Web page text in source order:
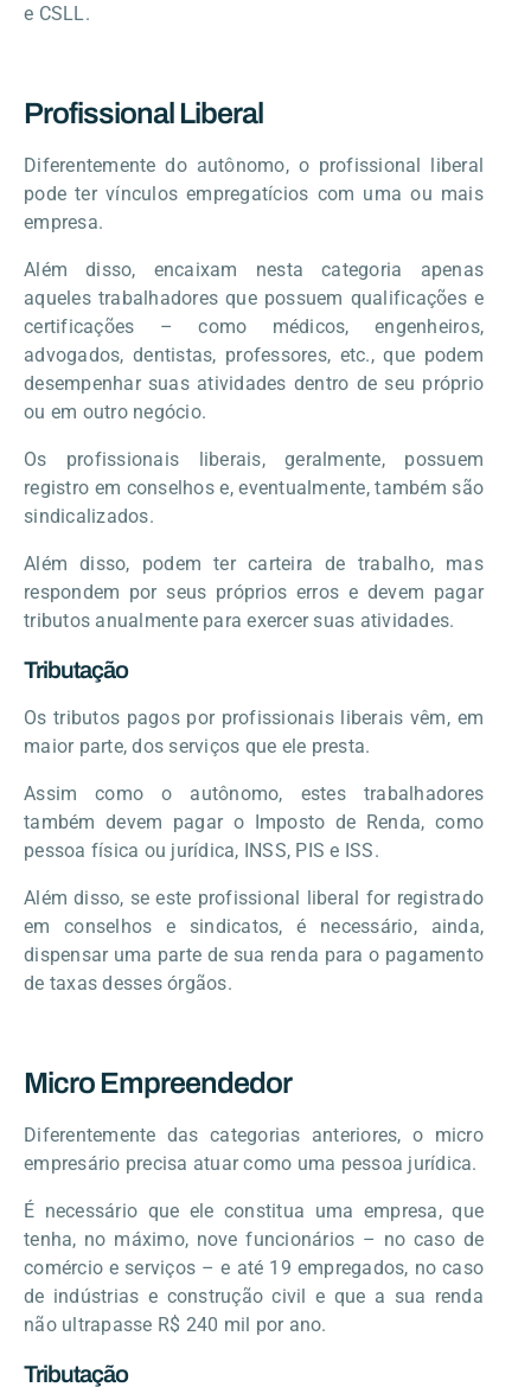
e CSLL.
Profissional Liberal
Diferentemente do autônomo, o profissional liberal
pode ter vínculos empregatícios com uma ou mais
empresa.
Além disso, encaixam nesta categoria apenas
aqueles trabalhadores que possuem qualificações e
certificações – como médicos, engenheiros,
advogados, dentistas, professores, etc., que podem
desempenhar suas atividades dentro de seu próprio
ou em outro negócio.
Os profissionais liberais, geralmente, possuem
registro em conselhos e, eventualmente, também são
sindicalizados.
Além disso, podem ter carteira de trabalho, mas
respondem por seus próprios erros e devem pagar
tributos anualmente para exercer suas atividades.
Tributação
Os tributos pagos por profissionais liberais vêm, em
maior parte, dos serviços que ele presta.
Assim como o autônomo, estes trabalhadores
também devem pagar o Imposto de Renda, como
pessoa física ou jurídica, INSS, PIS e ISS.
Além disso, se este profissional liberal for registrado
em conselhos e sindicatos, é necessário, ainda,
dispensar uma parte de sua renda para o pagamento
de taxas desses órgãos.
Micro Empreendedor
Diferentemente das categorias anteriores, o micro
empresário precisa atuar como uma pessoa jurídica.
É necessário que ele constitua uma empresa, que
tenha, no máximo, nove funcionários – no caso de
comércio e serviços – e até 19 empregados, no caso
de indústrias e construção civil e que a sua renda
não ultrapasse R$ 240 mil por ano.
Tributação